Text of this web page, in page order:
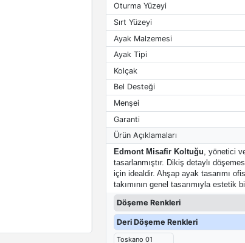
Oturma Yüzeyi
Sırt Yüzeyi
Ayak Malzemesi
Ayak Tipi
Kolçak
Bel Desteği
Menşei
Garanti
Ürün Açıklamaları
Edmont Misafir Koltuğu , yönetici
tasarlanmıştır. Dikiş detaylı
için idealdir. Ahşap ayak tasarımı
takımının genel tasarımıyla estetik
Döşeme Renkleri
Deri Döşeme Renkleri
Toskano 01